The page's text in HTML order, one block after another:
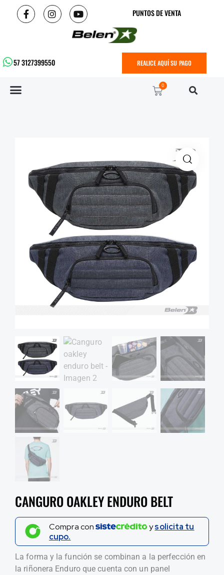
PUNTOS DE VENTA
57 3127399550 REALICE AQUÍ SU PAGO
0
CANGURO OAKLEY ENDURO BELT
Compra con ysolicita tu
cupo.
La forma y la función se combinan a la perfección en
la riñonera Enduro que cuenta con un panel